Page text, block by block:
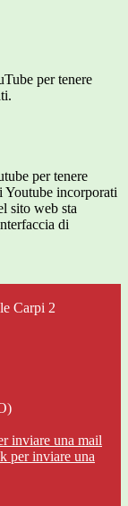
per tenere
per tenere
Youtube incorporati
sito web sta
di
Carpi 2
inviare una mail
per inviare una